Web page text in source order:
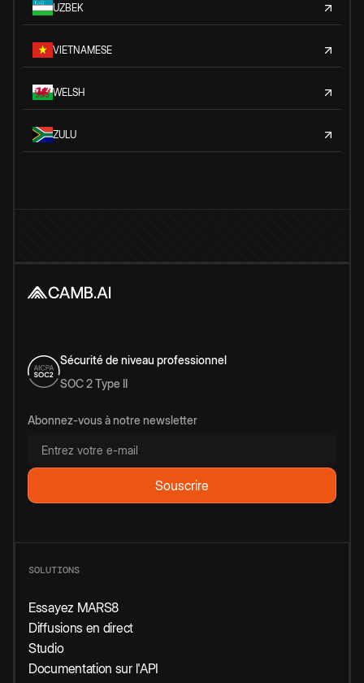
UZBEK
VIETNAMESE
WELSH
ZULU
Sécurité de niveau professionnel
SOC 2 Type II
Abonnez-vous à notre newsletter
SOLUTIONS
Essayez MARS8
Diffusions en direct
Studio
Documentation sur l'API